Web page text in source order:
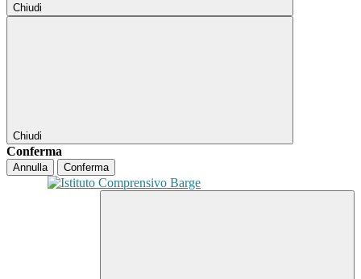
Chiudi
Chiudi
Conferma
Annulla Conferma